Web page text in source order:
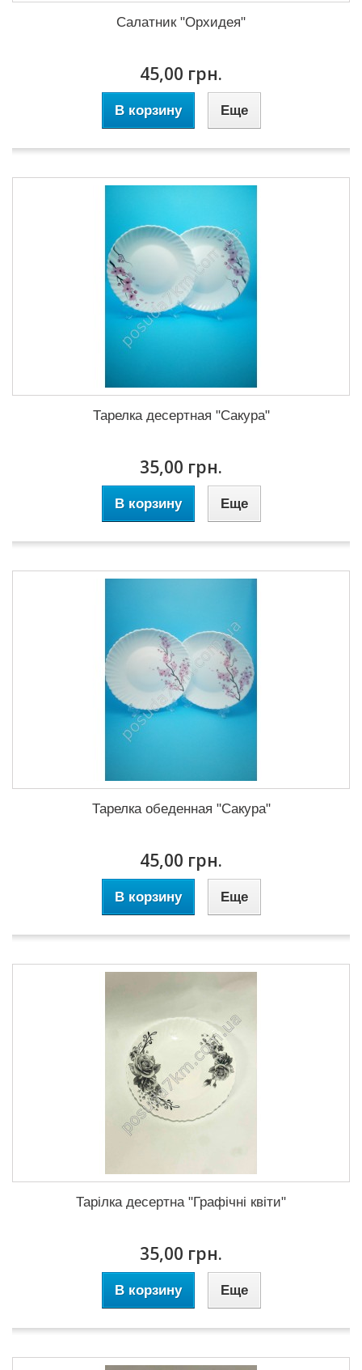
Салатник "Орхидея"
45,00 грн.
В корзину Еще
Тарелка десертная "Сакура"
35,00 грн.
В корзину Еще
Тарелка обеденная "Сакура"
45,00 грн.
В корзину Еще
Тарілка десертна "Графічні квіти"
35,00 грн.
В корзину Еще